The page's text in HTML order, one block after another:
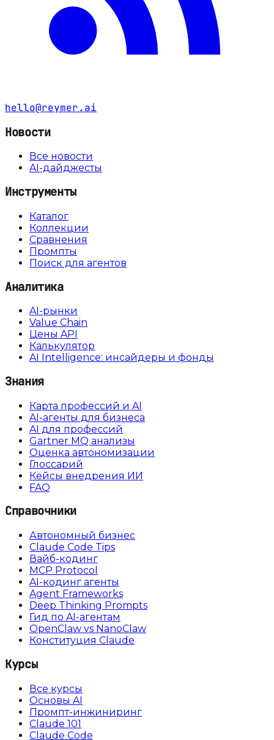
hello@reymer.ai
Новости
Все новости
AI-дайджесты
Инструменты
Каталог
Коллекции
Сравнения
Промпты
Поиск для агентов
Аналитика
AI-рынки
Value Chain
Цены API
Калькулятор
AI Intelligence: инсайдеры и фонды
Знания
Карта профессий и AI
AI-агенты для бизнеса
AI для профессий
Gartner MQ анализы
Оценка автономизации
Глоссарий
Кейсы внедрения ИИ
FAQ
Справочники
Автономный бизнес
Claude Code Tips
Вайб-кодинг
MCP Protocol
AI-кодинг агенты
Agent Frameworks
Deep Thinking Prompts
Гид по AI-агентам
OpenClaw vs NanoClaw
Конституция Claude
Курсы
Все курсы
Основы AI
Промпт-инжиниринг
Claude 101
Claude Code